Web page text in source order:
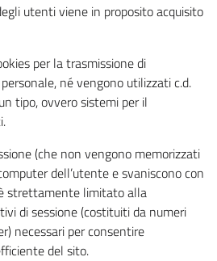
utenti viene in proposito acquisito
per la trasmissione di
né vengono utilizzati c.d.
tipo, ovvero sistemi per il
(che non vengono memorizzati
dell’utente e svaniscono con
strettamente limitato alla
di sessione (costituiti da numeri
necessari per consentire
del sito.